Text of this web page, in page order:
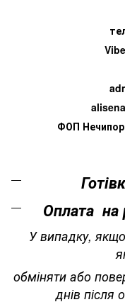
ФОП
Оплата на
У випадку,
обміняти або
днів після